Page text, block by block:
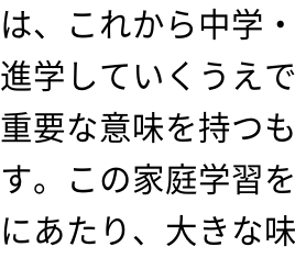
は、これから中学
進学していくうえ
重要な意味を持つ
す。この家庭学習
にあたり、大きな